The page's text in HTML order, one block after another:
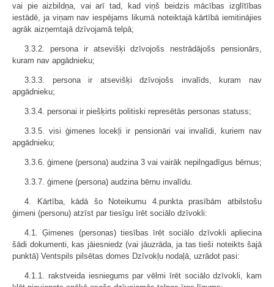
vai pie aizbildņa, vai arī tad, kad viņš beidzis mācības izglītības
iestādē, ja viņam nav iespējams likumā noteiktajā kārtībā iemitinājies
agrāk aizņemtajā dzīvojamā telpā;
3.3.2. persona ir atsevišķi dzīvojošs nestrādājošs pensionārs,
kuram nav apgādnieku;
3.3.3. persona ir atsevišķi dzīvojošs invalīds, kuram nav
apgādnieku;
3.3.4. personai ir piešķirts politiski represētās personas statuss;
3.3.5. visi ģimenes locekļi ir pensionāri vai invalīdi, kuriem nav
apgādnieku;
3.3.6. ģimene (persona) audzina 3 vai vairāk nepilngadīgus bērnus;
3.3.7. ģimene (persona) audzina bērnu invalīdu.
4. Kārtība, kādā šo Noteikumu 4.punkta prasībām atbilstošu
ģimeni (personu) atzīst par tiesīgu īrēt sociālo dzīvokli:
4.1. Ģimenes (personas) tiesības īrēt sociālo dzīvokli apliecina
šādi dokumenti, kas jāiesniedz (vai jāuzrāda, ja tas tieši noteikts šajā
punktā) Ventspils pilsētas domes Dzīvokļu nodaļā, uzrādot pasi:
4.1.1. rakstveida iesniegums par vēlmi īrēt sociālo dzīvokli, kam